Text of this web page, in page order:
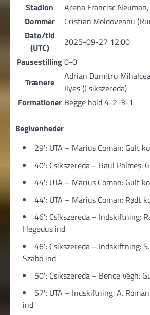
Stadion
Arena Francisc
Dommer
Cristian Moldoveanu
Dato/tid
(UTC)
2025-09-27 12:00
Pausestilling0-0
Trænere
Adrian Dumitru
Ilyeş (Csíkszereda)
Formationer Begge hold 4-2-3-1
Begivenheder
29′: UTA – Marius Coman: Gult
40′: Csíkszereda – Raul Palmeș:
44′: UTA – Marius Coman: Gult
44′: UTA – Marius Coman: Rødt
46′: Csíkszereda – Indskiftning:
Hegedus ind
46′: Csíkszereda – Indskiftning:
Szabó ind
50′: Csíkszereda – Bence Végh:
57′: UTA – Indskiftning: A.
ind